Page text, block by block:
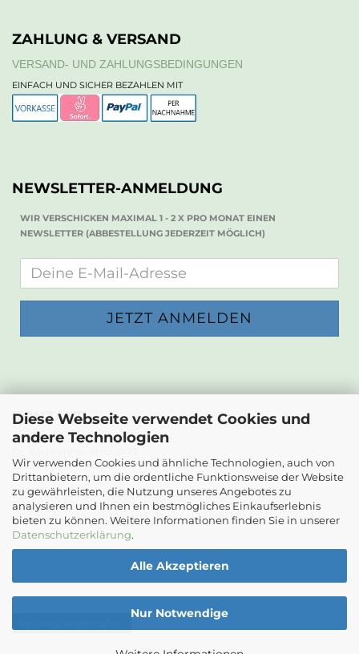
Diese Webseite verwendet Cookies und
andere Technologien
Wir verwenden Cookies und ähnliche Technologien, auch von
Drittanbietern, um die ordentliche Funktionsweise der Website
zu gewährleisten, die Nutzung unseres Angebotes zu
analysieren und Ihnen ein bestmögliches Einkaufserlebnis
bieten zu können. Weitere Informationen finden Sie in unserer
Datenschutzerklärung.
Alle Akzeptieren
Nur Notwendige
ZAHLUNG & VERSAND
VERSAND- UND ZAHLUNGSBEDINGUNGEN
EINFACH UND SICHER BEZAHLEN MIT
NEWSLETTER-ANMELDUNG
WIR VERSCHICKEN MAXIMAL 1 - 2 X PRO MONAT EINEN
NEWSLETTER (ABBESTELLUNG JEDERZEIT MÖGLICH)
KONTAKT
Die Papierwerkstatt
2232 Deutsch-Wagram
Email: info@diepapierwerkstatt.at
Tel. +43 664 5261978
Kontaktformular